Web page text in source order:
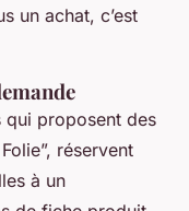
un achat, c’est
qui proposent des
réservent
à un